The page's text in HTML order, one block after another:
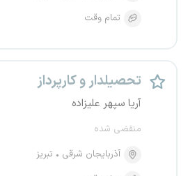
تمام وقت
تحصیلدار و کارپرداز
آریا سپهر علیزاده
منقضی شده
آذربایجان شرقی
تبریز